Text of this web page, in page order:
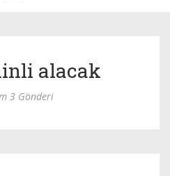
alacak
3 Gönderi